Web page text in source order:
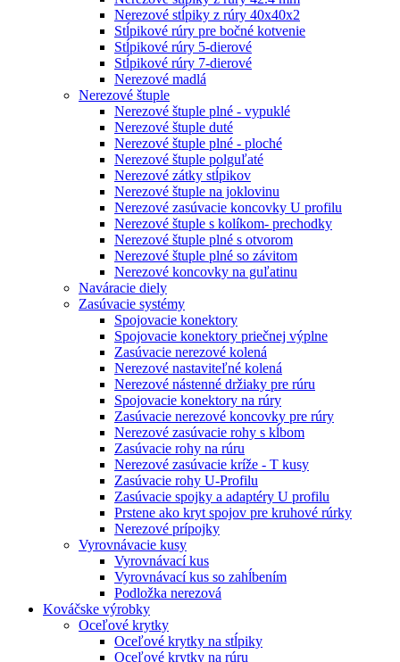
Nerezové stĺpiky z rúry 40x40x2
Stĺpikové rúry pre bočné kotvenie
Stĺpikové rúry 5-dierové
Stĺpikové rúry 7-dierové
Nerezové madlá
Nerezové štuple
Nerezové štuple plné - vypuklé
Nerezové štuple duté
Nerezové štuple plné - ploché
Nerezové štuple polguľaté
Nerezové zátky stĺpikov
Nerezové štuple na joklovinu
Nerezové zasúvacie koncovky U profilu
Nerezové štuple s kolíkom- prechodky
Nerezové štuple plné s otvorom
Nerezové štuple plné so závitom
Nerezové koncovky na guľatinu
Naváracie diely
Zasúvacie systémy
Spojovacie konektory
Spojovacie konektory priečnej výplne
Zasúvacie nerezové kolená
Nerezové nastaviteľné kolená
Nerezové nástenné držiaky pre rúru
Spojovacie konektory na rúry
Zasúvacie nerezové koncovky pre rúry
Nerezové zasúvacie rohy s kĺbom
Zasúvacie rohy na rúru
Nerezové zasúvacie kríže - T kusy
Zasúvacie rohy U-Profilu
Zasúvacie spojky a adaptéry U profilu
Prstene ako kryt spojov pre kruhové rúrky
Nerezové prípojky
Vyrovnávacie kusy
Vyrovnávací kus
Vyrovnávací kus so zahĺbením
Podložka nerezová
Kováčske výrobky
Oceľové krytky
Oceľové krytky na stĺpiky
Oceľové krytky na rúru